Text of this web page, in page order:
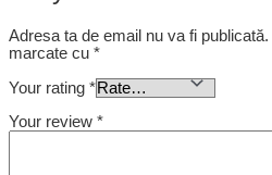
Adresa ta de email nu va fi publicată.
marcate cu *
Your rating *
Your review *